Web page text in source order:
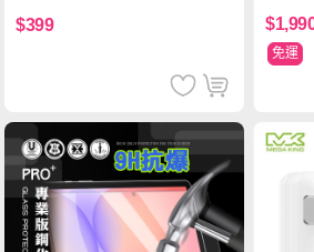
$399
免運